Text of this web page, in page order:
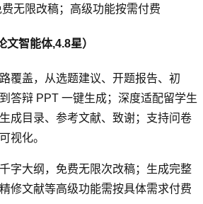
无限改稿；高级功能按需付费
智能体,4.8星）
覆盖，从选题建议、开题报告、初
答辩 PPT 一键生成；深度适配留学生
成目录、参考文献、致谢；支持问卷
视化。
字大纲，免费无限次改稿；生成完整
修文献等高级功能需按具体需求付费